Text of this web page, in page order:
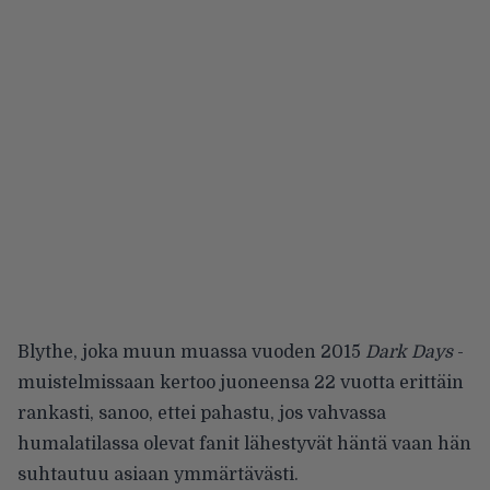
Blythe, joka muun muassa vuoden 2015 Dark Days-
muistelmissaan kertoo juoneensa 22 vuotta erittäin
rankasti, sanoo, ettei pahastu, jos vahvassa
humalatilassa olevat fanit lähestyvät häntä vaan hän
suhtautuu asiaan ymmärtävästi.